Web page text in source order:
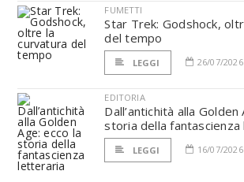
FUMETTI
Star Trek: Godshock,
del tempo
LEGGI 26/07/2026
EDITORIA
Dall’antichità alla Golden
storia della
LEGGI 16/07/2026